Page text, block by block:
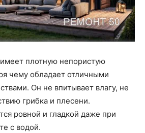
плотную непористую
чему обладает отличными
Он не впитывает влагу, не
грибка и плесени.
ровной и гладкой даже при
с водой.